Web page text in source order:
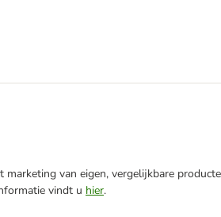
van eigen, vergelijkbare
vindt u hier.